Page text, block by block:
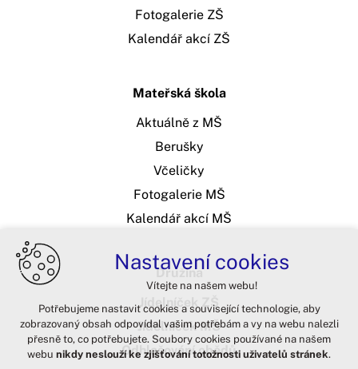
Fotogalerie ZŠ
Kalendář akcí ZŠ
Mateřská škola
Aktuálně z MŠ
Berušky
Včeličky
Fotogalerie MŠ
Kalendář akcí MŠ
Družina
Jídelníček ZŠ
Jídelníček MŠ
Odhlašování obědů
Nastavení cookies
Vítejte na našem webu!
Potřebujeme nastavit cookies a související technologie, aby
zobrazovaný obsah odpovídal vašim potřebám a vy na webu nalezli
přesně to, co potřebujete. Soubory cookies používané na našem
webu nikdy neslouží ke zjišťování totožnosti uživatelů stránek.